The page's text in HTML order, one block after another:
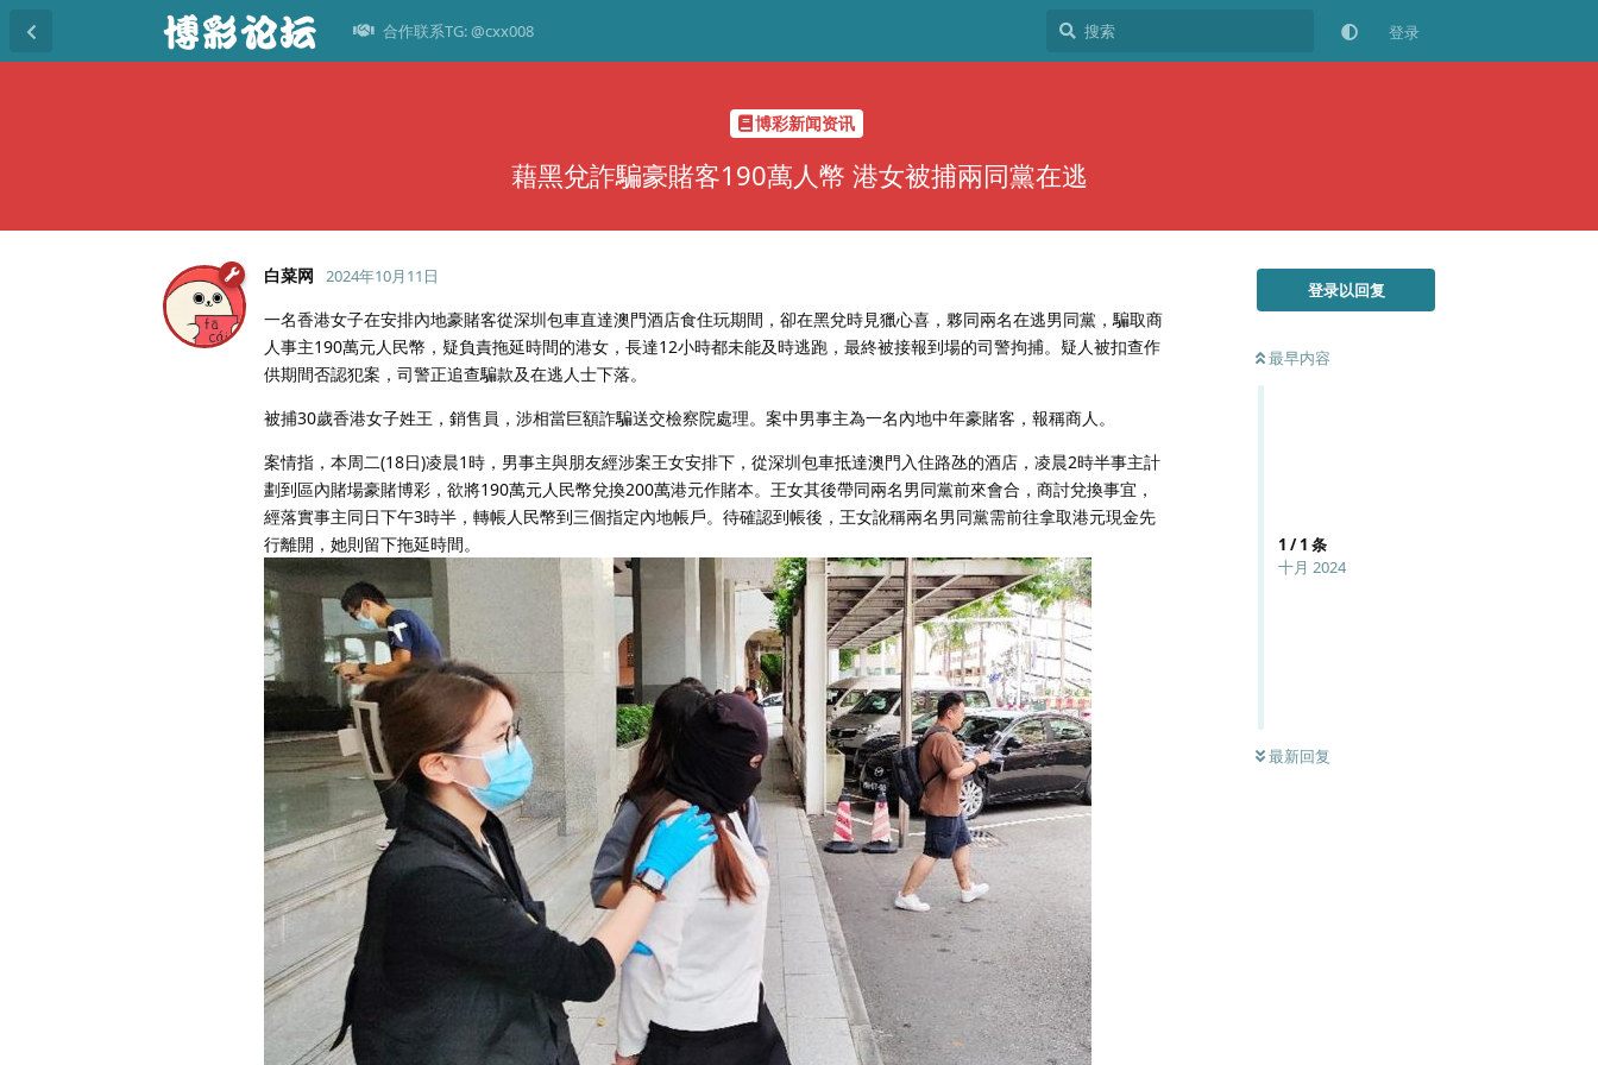
合作联系TG: @cxx008 登录
博彩新闻资讯
藉黑兌詐騙豪賭客190萬人幣 港女被捕兩同黨在逃
登录以回复
最早内容
1 /1 条
十月 2024
最新回复
白菜网 2024年10月11日
一名香港女子在安排內地豪賭客從深圳包車直達澳門酒店食住玩期間，卻在黑兌時見獵心喜，夥同兩名在逃男同黨，騙取商
人事主190萬元人民幣，疑負責拖延時間的港女，長達12小時都未能及時逃跑，最終被接報到場的司警拘捕。疑人被扣查作
供期間否認犯案，司警正追查騙款及在逃人士下落。
被捕30歲香港女子姓王，銷售員，涉相當巨額詐騙送交檢察院處理。案中男事主為一名內地中年豪賭客，報稱商人。
案情指，本周二(18日)凌晨1時，男事主與朋友經涉案王女安排下，從深圳包車抵達澳門入住路氹的酒店，凌晨2時半事主計
劃到區內賭場豪賭博彩，欲將190萬元人民幣兌換200萬港元作賭本。王女其後帶同兩名男同黨前來會合，商討兌換事宜，
經落實事主同日下午3時半，轉帳人民幣到三個指定內地帳戶。待確認到帳後，王女訛稱兩名男同黨需前往拿取港元現金先
行離開，她則留下拖延時間。